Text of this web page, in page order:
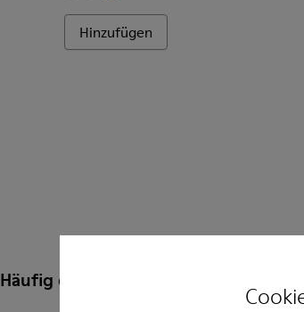
Hinzufügen
Häufig gestellte Fragen Mid-Season-